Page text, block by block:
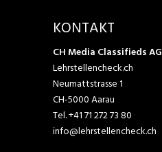
KONTAKT
CH Media Classifieds AG
Lehrstellencheck.ch
Neumattstrasse 1
CH-5000 Aarau
Tel.+41 71 272 73 80
info@lehrstellencheck.ch